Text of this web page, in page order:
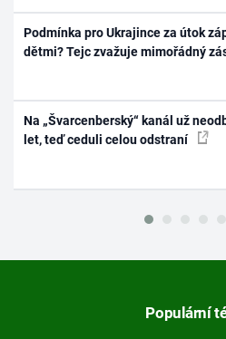
Podmínka pro Ukrajince za útok
dětmi? Tejc zvažuje mimořádný
Na „Švarcenberský“ kanál už
let, teď ceduli celou odstraní
Populární